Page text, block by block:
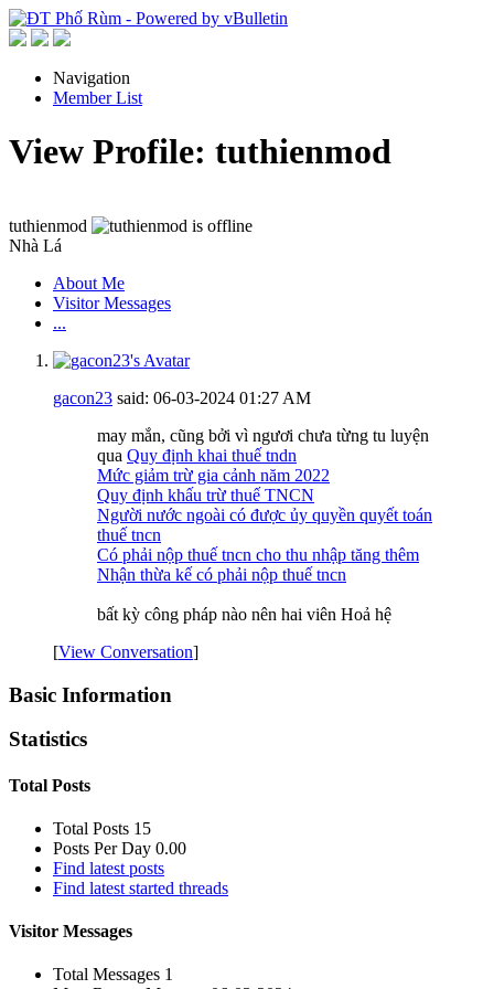
Navigation
Member List
View Profile: tuthienmod
tuthienmod
Nhà Lá
About Me
Visitor Messages
...
gacon23 said: 06-03-2024 01:27 AM
may mắn, cũng bởi vì ngươi chưa từng tu luyện
qua Quy định khai thuế tndn
Mức giảm trừ gia cảnh năm 2022
Quy định khấu trừ thuế TNCN
Người nước ngoài có được ủy quyền quyết toán
thuế tncn
Có phải nộp thuế tncn cho thu nhập tăng thêm
Nhận thừa kế có phải nộp thuế tncn
bất kỳ công pháp nào nên hai viên Hoả hệ
[View Conversation]
Basic Information
Statistics
Total Posts
Total Posts 15
Posts Per Day 0.00
Find latest posts
Find latest started threads
Visitor Messages
Total Messages 1